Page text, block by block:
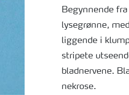
Begynnende
lysegrønne,
liggende i
stripete
bladnervene.
nekrose.